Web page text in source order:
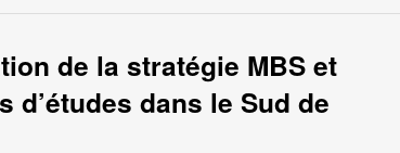
de la stratégie MBS et
d’études dans le Sud de